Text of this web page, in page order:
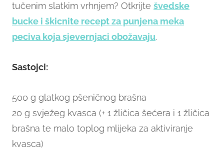
tučenim slatkim vrhnjem? Otkrijte švedske
bucke i škicnite recept za punjena meka
peciva koja sjevernjaci obožavaju.
Sastojci:
500 g glatkog pšeničnog brašna
20 g svježeg kvasca (+ 1 žličica šećera i 1 žličica
brašna te malo toplog mlijeka za aktiviranje
kvasca)